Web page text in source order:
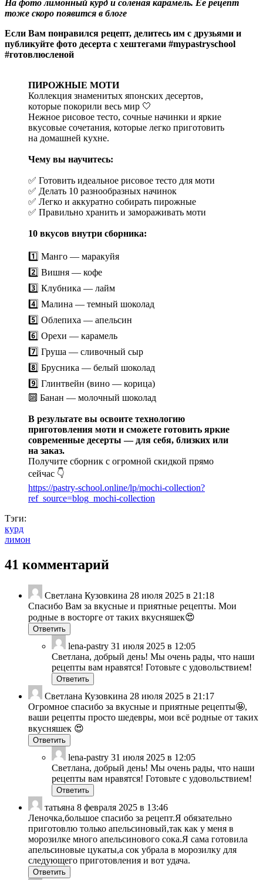
На фото лимонный курд и соленая карамель. Ее рецепт
тоже скоро появится в блоге
Если Вам понравился рецепт, делитесь им с друзьями и
публикуйте фото десерта с хештегами #mypastryschool
#готовлюсленой
ПИРОЖНЫЕ МОТИ
Коллекция знаменитых японских десертов,
которые покорили весь мир 🤍
Нежное рисовое тесто, сочные начинки и яркие
вкусовые сочетания, которые легко приготовить
на домашней кухне.
Чему вы научитесь:
✅ Готовить идеальное рисовое тесто для моти
✅ Делать 10 разнообразных начинок
✅ Легко и аккуратно собирать пирожные
✅ Правильно хранить и замораживать моти
10 вкусов внутри сборника:
1️⃣ Манго — маракуйя
2️⃣ Вишня — кофе
3️⃣ Клубника — лайм
4️⃣ Малина — темный шоколад
5️⃣ Облепиха — апельсин
6️⃣ Орехи — карамель
7️⃣ Груша — сливочный сыр
8️⃣ Брусника — белый шоколад
9️⃣ Глинтвейн (вино — корица)
🔟 Банан — молочный шоколад
В результате вы освоите технологию
приготовления моти и сможете готовить яркие
современные десерты — для себя, близких или
на заказ.
Получите сборник с огромной скидкой прямо
сейчас 👇
https://pastry-school.online/lp/mochi-collection?
ref_source=blog_mochi-collection
Тэги:
курд
лимон
41 комментарий
Светлана Кузовкина 28 июля 2025 в 21:18
Спасибо Вам за вкусные и приятные рецепты. Мои
родные в восторге от таких вкусняшек😍
Ответить
lena-pastry 31 июля 2025 в 12:05
Светлана, добрый день! Мы очень рады, что наши
рецепты вам нравятся! Готовьте с удовольствием!
Ответить
Светлана Кузовкина 28 июля 2025 в 21:17
Огромное спасибо за вкусные и приятные рецепты🤩,
ваши рецепты просто шедевры, мои всё родные от таких
вкусняшек 😍
Ответить
lena-pastry 31 июля 2025 в 12:05
Светлана, добрый день! Мы очень рады, что наши
рецепты вам нравятся! Готовьте с удовольствием!
Ответить
татьяна 8 февраля 2025 в 13:46
Леночка,большое спасибо за рецепт.Я обязательно
приготовлю только апельсиновый,так как у меня в
морозилке много апельсинового сока.Я сама готовила
апельсиновые цукаты,а сок убрала в морозилку для
следующего приготовления и вот удача.
Ответить